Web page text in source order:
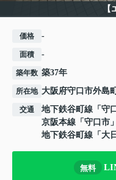
【
価格 -
面積 -
築年数 築37年
所在地 大阪府守口市外島町
交通 地下鉄谷町線 「 守口
京阪本線 「 守口市
地下鉄谷町線 「 大日
無料